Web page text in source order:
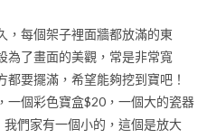
，每個架子裡面牆都放滿的東
為了畫面的美觀，常是非常寬
要擺滿，希望能夠挖到寶吧！
一個彩色寶盒$20，一個大的瓷器
們家有一個小的，這個是放大